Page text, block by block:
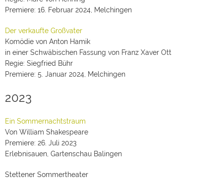
Premiere: 16. Februar 2024, Melchingen
Der verkaufte Großvater
Komödie von Anton Hamik
in einer Schwäbischen Fassung von Franz Xaver Ott
Regie: Siegfried Bühr
Premiere: 5. Januar 2024, Melchingen
2023
Ein Sommernachtstraum
Von William Shakespeare
Premiere: 26. Juli 2023
Erlebnisauen, Gartenschau Balingen
Stettener Sommertheater